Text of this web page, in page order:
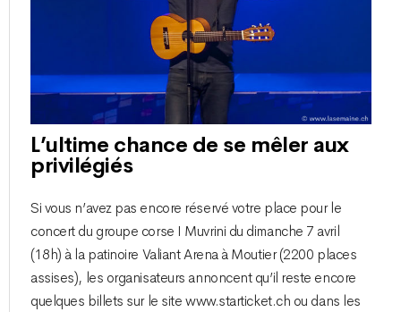
L’ultime chance de se mêler aux
privilégiés
Si vous n’avez pas encore réservé votre place pour le
concert du groupe corse I Muvrini du dimanche 7 avril
(18h) à la patinoire Valiant Arena à Moutier (2200 places
assises), les organisateurs annoncent qu’il reste encore
quelques billets sur le site www.starticket.ch ou dans les